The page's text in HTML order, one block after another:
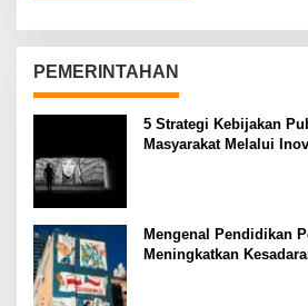
PEMERINTAHAN
5 Strategi Kebijakan
Masyarakat Melalui
Mengenal Pendidikan
Meningkatkan